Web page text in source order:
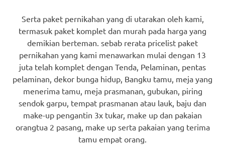
Serta paket pernikahan yang di utarakan oleh kami,
termasuk paket komplet dan murah pada harga yang
demikian berteman. sebab rerata pricelist paket
pernikahan yang kami menawarkan mulai dengan 13
juta telah komplet dengan Tenda, Pelaminan, pentas
pelaminan, dekor bunga hidup, Bangku tamu, meja yang
menerima tamu, meja prasmanan, gubukan, piring
sendok garpu, tempat prasmanan atau lauk, baju dan
make-up pengantin 3x tukar, make up dan pakaian
orangtua 2 pasang, make up serta pakaian yang terima
tamu empat orang.